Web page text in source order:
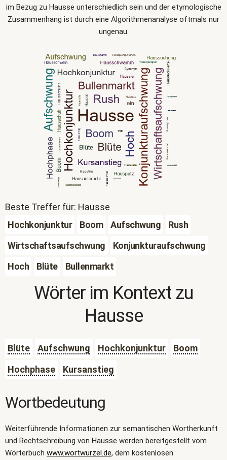
im Bezug zu Hausse unterschiedlich sein und der etymologische
Zusammenhang ist durch eine Algorithmenanalyse oftmals nur
ungenau.
Beste Treffer für: Hausse
Hochkonjunktur
Boom Aufschwung
Rush
Wirtschaftsaufschwung
Konjunkturaufschwung
Hoch
Blüte Bullenmarkt
Wörter im Kontext zu
Hausse
Blüte Aufschwung Hochkonjunktur
Boom
Hochphase
Kursanstieg
Wortbedeutung
Weiterführende Informationen zur semantischen Wortherkunft
und Rechtschreibung von Hausse werden bereitgestellt vom
Wörterbuch www.wortwurzel.de, dem kostenlosen